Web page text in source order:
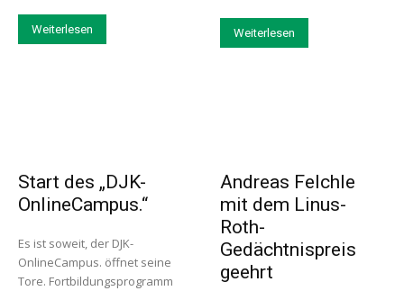
Weiterlesen Weiterlesen
Start des „DJK-
OnlineCampus.“
Es ist soweit, der DJK-
OnlineCampus. öffnet seine
Tore. Fortbildungsprogramm
Andreas Felchle
mit dem Linus-
Roth-
Gedächtnispreis
geehrt